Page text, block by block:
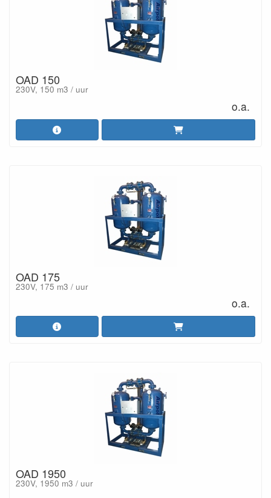
OAD 150
230V, 150 m3 / uur
o.a.
OAD 175
230V, 175 m3 / uur
o.a.
OAD 1950
230V, 1950 m3 / uur